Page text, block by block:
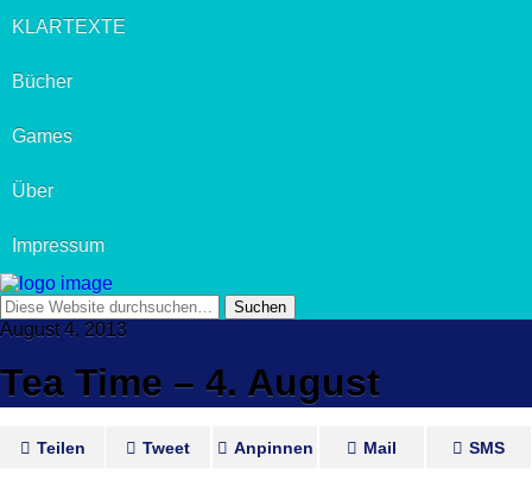
KLARTEXTE
Bücher
Games
Über
Impressum
August 4, 2013
Tea Time – 4. August
Teilen Tweet Anpinnen Mail SMS